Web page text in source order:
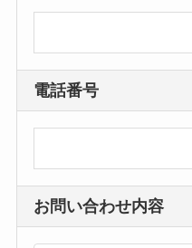
電話番号
お問い合わせ内容